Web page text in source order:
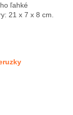
ľahké
21 x 7 x 8 cm.